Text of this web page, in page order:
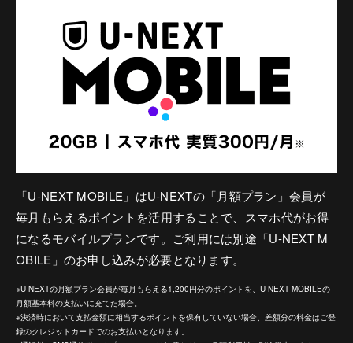
「U-NEXT MOBILE」はU-NEXTの「月額プラン」会員が
毎月もらえるポイントを活用することで、スマホ代がお得
になるモバイルプランです。ご利用には別途「U-NEXT M
OBILE」のお申し込みが必要となります。
※U-NEXTの月額プラン会員が毎月もらえる1,200円分のポイントを、U-NEXT MOBILEの
月額基本料の支払いに充てた場合。
※決済時において支払金額に相当するポイントを保有していない場合、差額分の料金はご登
録のクレジットカードでのお支払いとなります。